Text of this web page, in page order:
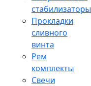
стабилизаторы
Прокладки
сливного
винта
Рем
комплекты
Свечи